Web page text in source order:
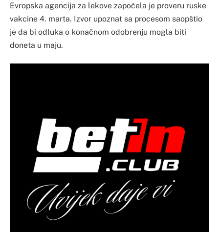
Evropska agencija za lekove započela je proveru ruske
vakcine 4. marta. Izvor upoznat sa procesom saopštio
je da bi odluka o konačnom odobrenju mogla biti
doneta u maju.